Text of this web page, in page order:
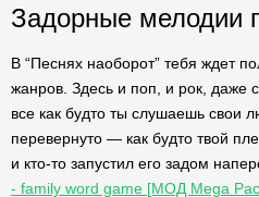
Задорные мелодии
В “Песнях наоборот” тебя ждет
жанров. Здесь и поп, и рок, даже
все как будто ты слушаешь свои
перевернуто — как будто твой
и кто-то запустил его задом
- family word game [МОД Mega